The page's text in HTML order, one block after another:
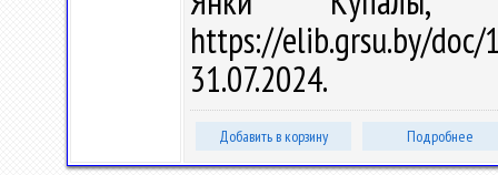
https://elib.grsu.by/
31.07.2024.
Добавить в корзину Подробнее